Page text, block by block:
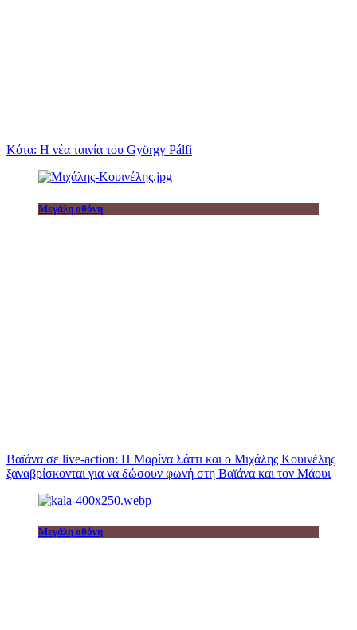
Κότα: Η νέα ταινία του György Pálfi
Μεγάλη οθόνη
Βαϊάνα σε live-action: Η Μαρίνα Σάττι και ο Μιχάλης Κουινέλης
ξαναβρίσκονται για να δώσουν φωνή στη Βαϊάνα και τον Μάουι
Μεγάλη οθόνη